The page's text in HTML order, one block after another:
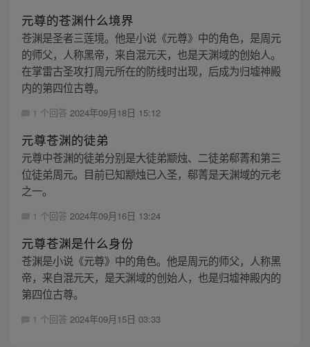
元尊的苍渊什么境界
苍渊是圣者三莲境。他是小说《元尊》中的角色，是周元
的师父，人称黑帝，来自混元天，也是天渊域的创始人。
在掌雷古圣攻打周元所在的防线时出现，后成为归墟神殿
内的第四位古尊。
1 个回答 2024年09月18日 15:12
元尊苍渊的徒弟
元尊中苍渊的徒弟分别是大徒弟颛烛、二徒弟郗菁和第三
位徒弟周元。目前已知颛烛已入圣，郗菁是天渊域的元老
之一。
1 个回答 2024年09月16日 13:24
元尊苍渊是什么身份
苍渊是小说《元尊》中的角色。他是周元的师父，人称黑
帝，来自混元天，是天渊域的创始人，也是归墟神殿内的
第四位古尊。
1 个回答 2024年09月15日 03:33